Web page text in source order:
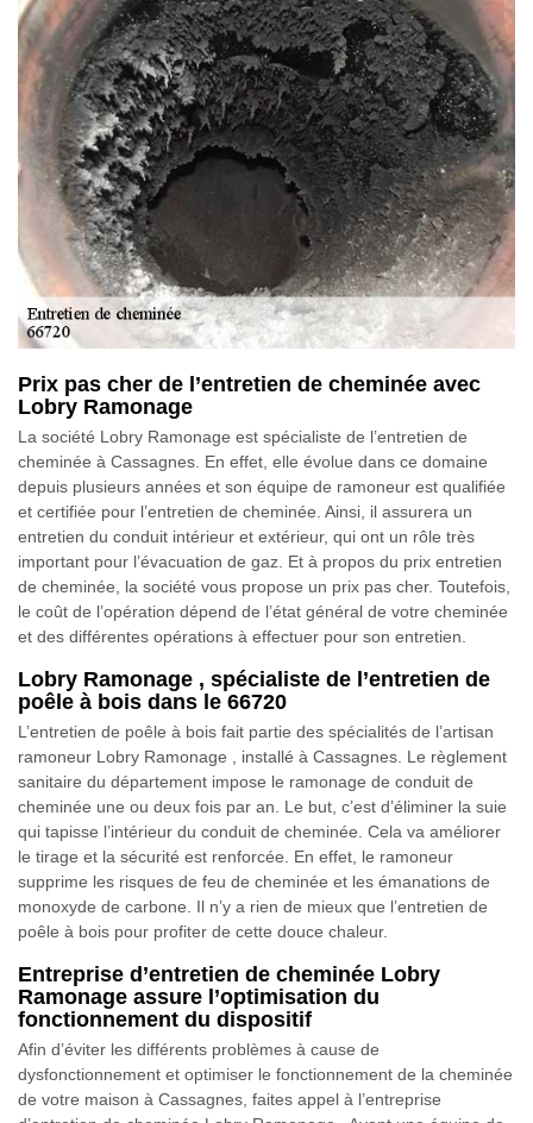
Prix pas cher de l’entretien de cheminée avec
Lobry Ramonage
La société Lobry Ramonage est spécialiste de l’entretien de
cheminée à Cassagnes. En effet, elle évolue dans ce domaine
depuis plusieurs années et son équipe de ramoneur est qualifiée
et certifiée pour l’entretien de cheminée. Ainsi, il assurera un
entretien du conduit intérieur et extérieur, qui ont un rôle très
important pour l’évacuation de gaz. Et à propos du prix entretien
de cheminée, la société vous propose un prix pas cher. Toutefois,
le coût de l’opération dépend de l’état général de votre cheminée
et des différentes opérations à effectuer pour son entretien.
Lobry Ramonage , spécialiste de l’entretien de
poêle à bois dans le 66720
L’entretien de poêle à bois fait partie des spécialités de l’artisan
ramoneur Lobry Ramonage , installé à Cassagnes. Le règlement
sanitaire du département impose le ramonage de conduit de
cheminée une ou deux fois par an. Le but, c’est d’éliminer la suie
qui tapisse l’intérieur du conduit de cheminée. Cela va améliorer
le tirage et la sécurité est renforcée. En effet, le ramoneur
supprime les risques de feu de cheminée et les émanations de
monoxyde de carbone. Il n’y a rien de mieux que l’entretien de
poêle à bois pour profiter de cette douce chaleur.
Entreprise d’entretien de cheminée Lobry
Ramonage assure l’optimisation du
fonctionnement du dispositif
Afin d’éviter les différents problèmes à cause de
dysfonctionnement et optimiser le fonctionnement de la cheminée
de votre maison à Cassagnes, faites appel à l’entreprise